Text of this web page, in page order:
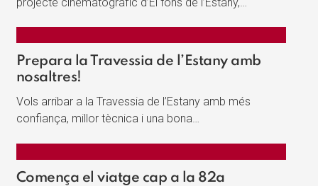
Prepara la Travessia de l’Estany amb
nosaltres!
Vols arribar a la Travessia de l’Estany amb més
confiança, millor tècnica i una bona…
Comença el viatge cap a la 82a